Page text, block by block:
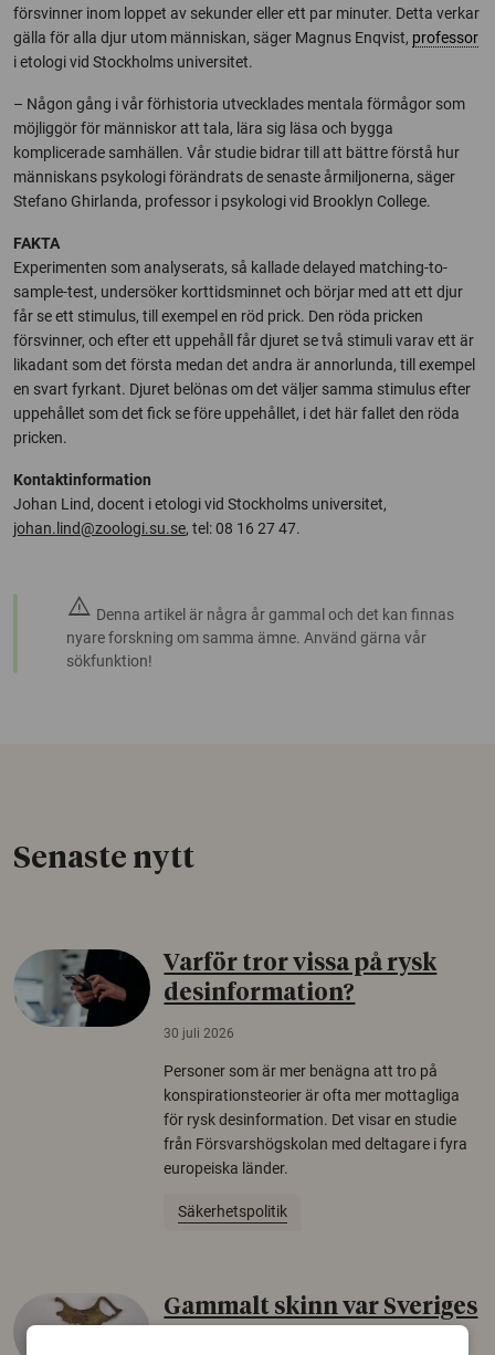
försvinner inom loppet av sekunder eller ett par minuter. Detta verkar
gälla för alla djur utom människan, säger Magnus Enqvist, professor
i etologi vid Stockholms universitet.
– Någon gång i vår förhistoria utvecklades mentala förmågor som
möjliggör för människor att tala, lära sig läsa och bygga
komplicerade samhällen. Vår studie bidrar till att bättre förstå hur
människans psykologi förändrats de senaste årmiljonerna, säger
Stefano Ghirlanda, professor i psykologi vid Brooklyn College.
FAKTA
Experimenten som analyserats, så kallade delayed matching-to-
sample-test, undersöker korttidsminnet och börjar med att ett djur
får se ett stimulus, till exempel en röd prick. Den röda pricken
försvinner, och efter ett uppehåll får djuret se två stimuli varav ett är
likadant som det första medan det andra är annorlunda, till exempel
en svart fyrkant. Djuret belönas om det väljer samma stimulus efter
uppehållet som det fick se före uppehållet, i det här fallet den röda
pricken.
Kontaktinformation
Johan Lind, docent i etologi vid Stockholms universitet,
johan.lind@zoologi.su.se, tel: 08 16 27 47.
warning Denna artikel är några år gammal och det kan finnas
nyare forskning om samma ämne. Använd gärna vår
sökfunktion!
Senaste nytt
Varför tror vissa på rysk
desinformation?
30 juli 2026
Personer som är mer benägna att tro på
konspirationsteorier är ofta mer mottagliga
för rysk desinformation. Det visar en studie
från Försvarshögskolan med deltagare i fyra
europeiska länder.
Säkerhetspolitik
Gammalt skinn var Sveriges